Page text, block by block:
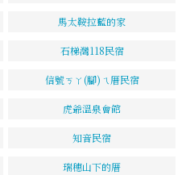
馬太鞍拉藍的家
石梯灣118民宿
信號ㄎㄚ(腳)ㄟ厝民宿
虎爺溫泉會館
知音民宿
瑞穗山下的厝